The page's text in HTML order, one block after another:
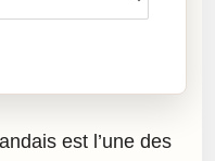
est l’une des